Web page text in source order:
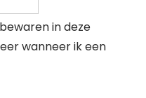
in deze
wanneer ik een